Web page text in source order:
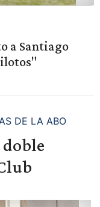
a Santiago
DE LA ABO
doble